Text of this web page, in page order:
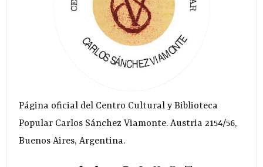
Página oficial del Centro Cultural y Biblioteca
Popular Carlos Sánchez Viamonte. Austria 2154/56,
Buenos Aires, Argentina.